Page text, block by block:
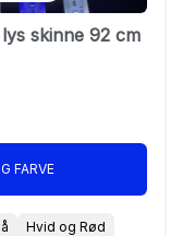
skinne 92 cm
FARVE
Hvid og Rød